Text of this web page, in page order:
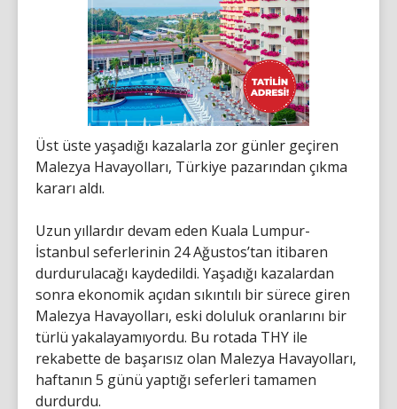
Üst üste yaşadığı kazalarla zor günler geçiren
Malezya Havayolları, Türkiye pazarından çıkma
kararı aldı.
Uzun yıllardır devam eden Kuala Lumpur-
İstanbul seferlerinin 24 Ağustos’tan itibaren
durdurulacağı kaydedildi. Yaşadığı kazalardan
sonra ekonomik açıdan sıkıntılı bir sürece giren
Malezya Havayolları, eski doluluk oranlarını bir
türlü yakalayamıyordu. Bu rotada THY ile
rekabette de başarısız olan Malezya Havayolları,
haftanın 5 günü yaptığı seferleri tamamen
durdurdu.